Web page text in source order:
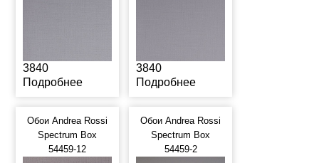
3840
Подробнее
3840
Подробнее
Обои Andrea Rossi
Spectrum Box
54459-12
Обои Andrea Rossi
Spectrum Box
54459-2